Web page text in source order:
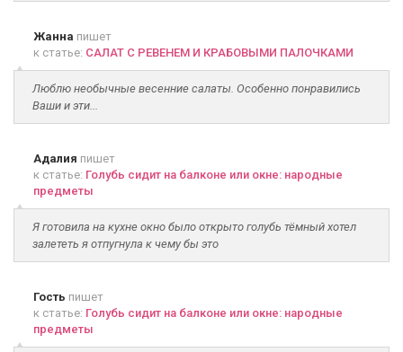
Жанна пишет
к статье: САЛАТ С РЕВЕНЕМ И КРАБОВЫМИ ПАЛОЧКАМИ
Люблю необычные весенние салаты. Особенно понравились
Ваши и эти...
Адалия пишет
к статье: Голубь сидит на балконе или окне: народные
предметы
Я готовила на кухне окно было открыто голубь тёмный хотел
залететь я отпугнула к чему бы это
Гость пишет
к статье: Голубь сидит на балконе или окне: народные
предметы